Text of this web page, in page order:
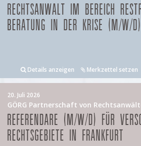
RECHTSANWALT IM BEREICH
BERATUNG IN DER KRISE (M/W/
Details anzeigen Merkzettel setzen
20. Juli 2026
GÖRG Partnerschaft von
REFERENDARE (M/W/D) FÜR
RECHTSGEBIETE IN FRANKFURT